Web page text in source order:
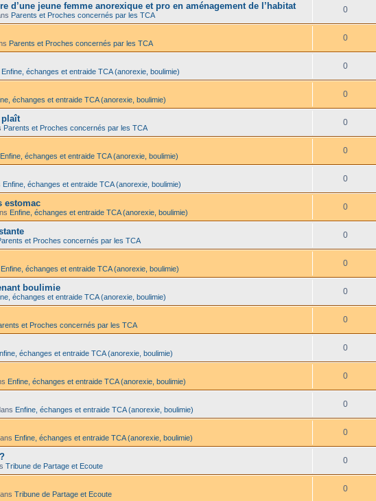
d’une jeune femme anorexique et pro en aménagement de l’habitat
Parents et Proches concernés par les TCA
0
Parents et Proches concernés par les TCA
0
Enfine, échanges et entraide TCA (anorexie, boulimie)
0
échanges et entraide TCA (anorexie, boulimie)
0
plaît
Parents et Proches concernés par les TCA
0
Enfine, échanges et entraide TCA (anorexie, boulimie)
0
Enfine, échanges et entraide TCA (anorexie, boulimie)
0
estomac
Enfine, échanges et entraide TCA (anorexie, boulimie)
0
et Proches concernés par les TCA
0
Enfine, échanges et entraide TCA (anorexie, boulimie)
0
boulimie
échanges et entraide TCA (anorexie, boulimie)
0
et Proches concernés par les TCA
0
échanges et entraide TCA (anorexie, boulimie)
0
Enfine, échanges et entraide TCA (anorexie, boulimie)
0
Enfine, échanges et entraide TCA (anorexie, boulimie)
0
Enfine, échanges et entraide TCA (anorexie, boulimie)
0
Tribune de Partage et Ecoute
0
Tribune de Partage et Ecoute
0